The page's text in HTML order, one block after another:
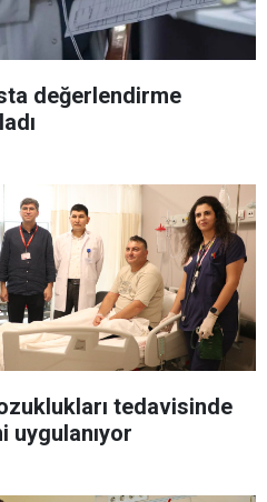
değerlendirme
tedavisinde
uygulanıyor